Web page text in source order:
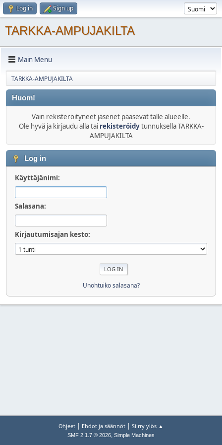
Log in Sign up
TARKKA-AMPUJAKILTA
Main Menu
TARKKA-AMPUJAKILTA
Huom!
Vain rekisteröityneet jäsenet pääsevät tälle alueelle.
Ole hyvä ja kirjaudu alla tai rekisteröidytunnuksella TARKKA-
AMPUJAKILTA
Log in
Käyttäjänimi:
Salasana:
Kirjautumisajan kesto:
Unohtuiko salasana?
Ohjeet | Ehdot ja säännöt | Siirry ylös ▲
SMF 2.1.7 © 2026, Simple Machines